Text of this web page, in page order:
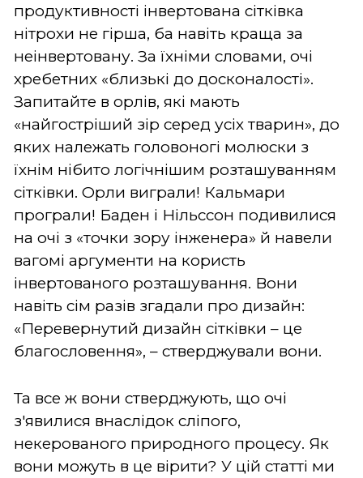
продуктивності інвертована сітківка
нітрохи не гірша, ба навіть краща за
неінвертовану. За їхніми словами, очі
хребетних «близькі до досконалості».
Запитайте в орлів, які мають
«найгостріший зір серед усіх тварин», до
яких належать головоногі молюски з
їхнім нібито логічнішим розташуванням
сітківки. Орли виграли! Кальмари
програли! Баден і Нільссон подивилися
на очі з «точки зору інженера» й навели
вагомі аргументи на користь
інвертованого розташування. Вони
навіть сім разів згадали про дизайн:
«Перевернутий дизайн сітківки – це
благословення», – стверджували вони.
Та все ж вони стверджують, що очі
з'явилися внаслідок сліпого,
некерованого природного процесу. Як
вони можуть в це вірити? У цій статті ми